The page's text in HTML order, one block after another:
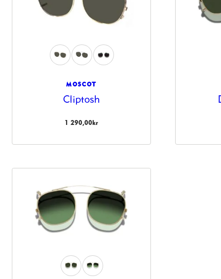
MOSCOT
Cliptosh
1 290,00 kr
anpassat innehåll
och erbjudanden.